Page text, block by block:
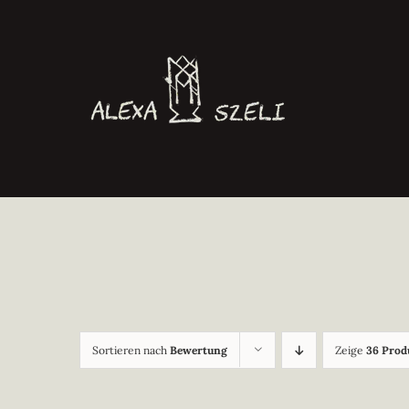
Sortieren nach Bewertung Zeige 36